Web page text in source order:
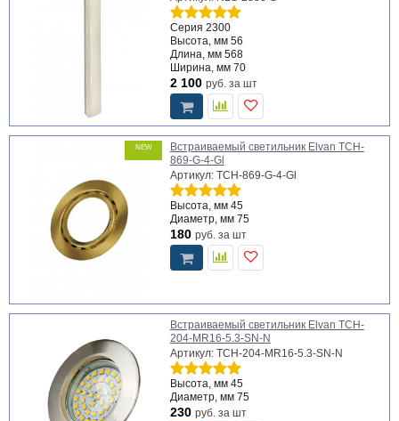
Серия 2300
Высота, мм 56
Длина, мм 568
Ширина, мм 70
2 100 руб. за шт
NEW
Встраиваемый светильник Elvan TCH-
869-G-4-Gl
Артикул: TCH-869-G-4-Gl
Высота, мм 45
Диаметр, мм 75
180 руб. за шт
Встраиваемый светильник Elvan TCH-
204-MR16-5.3-SN-N
Артикул: TCH-204-MR16-5.3-SN-N
Высота, мм 45
Диаметр, мм 75
230 руб. за шт